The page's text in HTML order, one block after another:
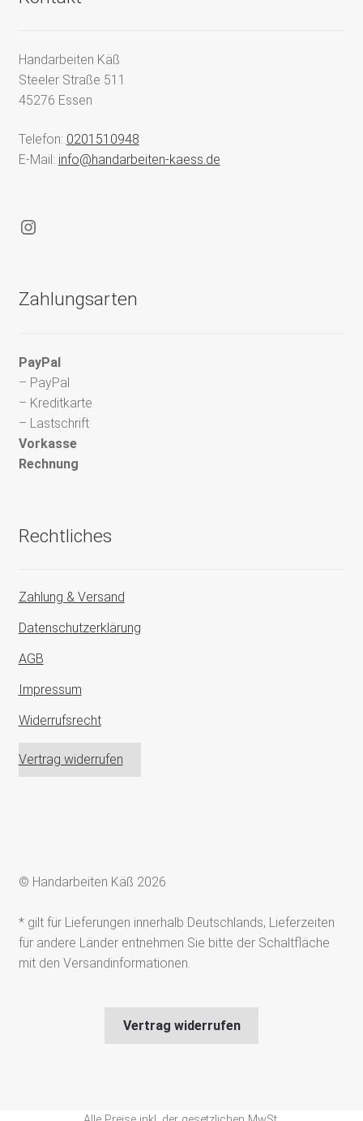
Handarbeiten Käß
Steeler Straße 511
45276 Essen
Telefon: 0201510948
E-Mail: info@handarbeiten-kaess.de
Instagram
Zahlungsarten
PayPal
– PayPal
– Kreditkarte
– Lastschrift
Vorkasse
Rechnung
Rechtliches
Zahlung & Versand
Datenschutzerklärung
AGB
Impressum
Widerrufsrecht
Vertrag widerrufen
© Handarbeiten Käß 2026
* gilt für Lieferungen innerhalb Deutschlands, Lieferzeiten
für andere Länder entnehmen Sie bitte der Schaltfläche
mit den Versandinformationen.
Vertrag widerrufen